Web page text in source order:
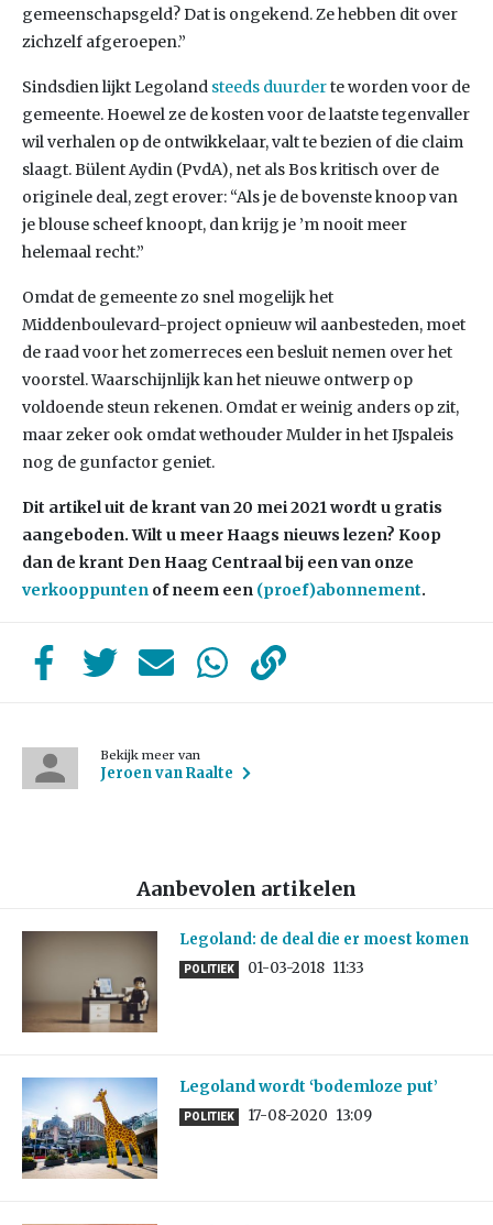
gemeenschapsgeld? Dat is ongekend. Ze hebben dit over
zichzelf afgeroepen.”
Sindsdien lijkt Legoland steeds duurderte worden voor de
gemeente. Hoewel ze de kosten voor de laatste tegenvaller
wil verhalen op de ontwikkelaar, valt te bezien of die claim
slaagt. Bülent Aydin (PvdA), net als Bos kritisch over de
originele deal, zegt erover: “Als je de bovenste knoop van
je blouse scheef knoopt, dan krijg je ’m nooit meer
helemaal recht.”
Omdat de gemeente zo snel mogelijk het
Middenboulevard-project opnieuw wil aanbesteden, moet
de raad voor het zomerreces een besluit nemen over het
voorstel. Waarschijnlijk kan het nieuwe ontwerp op
voldoende steun rekenen. Omdat er weinig anders op zit,
maar zeker ook omdat wethouder Mulder in het IJspaleis
nog de gunfactor geniet.
Dit artikel uit de krant van 20 mei 2021 wordt u gratis
aangeboden. Wilt u meer Haags nieuws lezen? Koop
dan de krant Den Haag Centraal bij een van onze
verkooppunten of neem een (proef)abonnement.
Bekijk meer van
Jeroen van Raalte
Aanbevolen artikelen
Legoland: de deal die er moest komen
POLITIEK 01-03-2018 11:33
Legoland wordt ‘bodemloze put’
POLITIEK 17-08-2020 13:09